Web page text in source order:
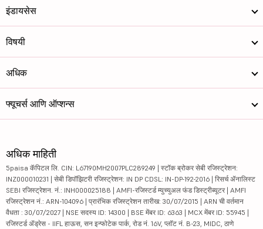
इंडायसेस
विषयी
अधिक
फ्यूचर्स आणि ऑप्शन्स
अधिक माहिती
5paisa कॅपिटल लि. CIN: L67190MH2007PLC289249 | स्टॉक ब्रोकर सेबी रजिस्ट्रेशन:
INZ000010231 | सेबी डिपॉझिटरी रजिस्ट्रेशन: IN DP CDSL: IN-DP-192-2016 | रिसर्च ॲनालिस्ट
SEBI रजिस्ट्रेशन. नं.: INH000025188 | AMFI-रजिस्टर्ड म्युच्युअल फंड डिस्ट्रीब्यूटर | AMFI
रजिस्ट्रेशन नं.: ARN-104096 | प्रारंभिक रजिस्ट्रेशन तारीख: 30/07/2015 | ARN ची वर्तमान
वैधता : 30/07/2027 | NSE सदस्य ID: 14300 | BSE मेंबर ID: 6363 | MCX मेंबर ID: 55945 |
रजिस्टर्ड ॲड्रेस - IIFL हाऊस, सन इन्फोटेक पार्क, रोड नं. 16V, प्लॉट नं. B-23, MIDC, ठाणे